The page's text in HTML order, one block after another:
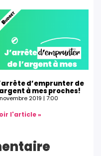
d’emprunter de
à mes proches!
2019 7:00
l'article »